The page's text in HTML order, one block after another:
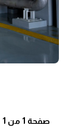
صفحة 1 من 1